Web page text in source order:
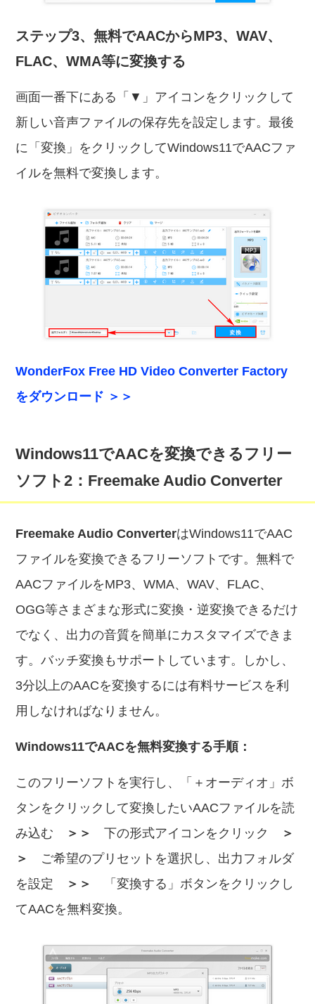
ステップ3、無料でAACからMP3、WAV、
FLAC、WMA等に変換する
画面一番下にある「▼」アイコンをクリックして
新しい音声ファイルの保存先を設定します。最後
に「変換」をクリックしてWindows11でAACファ
イルを無料で変換します。
WonderFox Free HD Video Converter Factory
をダウンロード ＞＞
Windows11でAACを変換できるフリー
ソフト2：Freemake Audio Converter
Freemake Audio ConverterはWindows11でAAC
ファイルを変換できるフリーソフトです。無料で
AACファイルをMP3、WMA、WAV、FLAC、
OGG等さまざまな形式に変換・逆変換できるだけ
でなく、出力の音質を簡単にカスタマイズできま
す。バッチ変換もサポートしています。しかし、
3分以上のAACを変換するには有料サービスを利
用しなければなりません。
Windows11でAACを無料変換する手順：
このフリーソフトを実行し、「＋オーディオ」ボ
タンをクリックして変換したいAACファイルを読
み込む
＞＞ 下の形式アイコンをクリック
＞
＞
ご希望のプリセットを選択し、出力フォルダ
を設定
＞＞
「変換する」ボタンをクリックし
てAACを無料変換。